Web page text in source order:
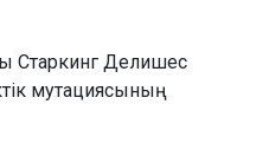
Старкинг Делишес
мутациясының